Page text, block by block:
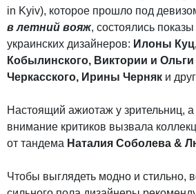
in Kyiv), которое прошло под
в летний вояж, состоялись
украинских дизайнеров: Илоны
Кобылинского, Виктории и
Черкасского, Ирины Черняк и
Настоящий ажиотаж у зрительниц,
внимание критиков вызвала
от тандема Наталия Соболева &
Чтобы выглядеть модно и стильно,